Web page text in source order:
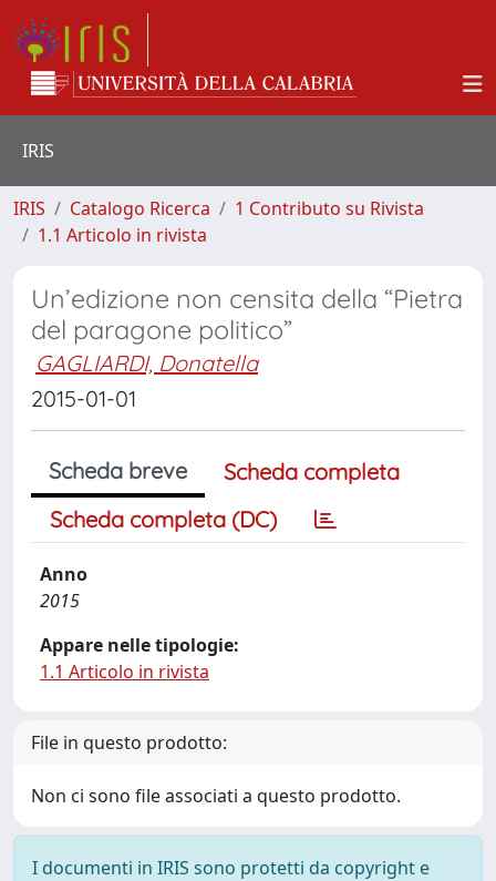
IRIS
IRIS Catalogo Ricerca
1 Contributo su Rivista
1.1 Articolo in rivista
Un’edizione non censita della “Pietra
del paragone politico”
GAGLIARDI, Donatella
2015-01-01
Scheda breve
Scheda completa
Scheda completa (DC)
Anno
2015
Appare nelle tipologie:
1.1 Articolo in rivista
File in questo prodotto:
Non ci sono file associati a questo prodotto.
I documenti in IRIS sono protetti da copyright e